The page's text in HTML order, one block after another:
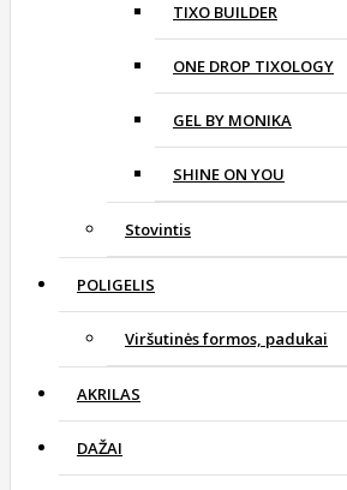
TIXO BUILDER
ONE DROP TIXOLOGY
GEL BY MONIKA
SHINE ON YOU
Stovintis
POLIGELIS
Viršutinės formos, padukai
AKRILAS
DAŽAI